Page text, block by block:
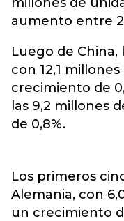
aumento entre
Luego de China,
con 12,1
crecimiento de
las 9,2 millones
de 0,8%.
Los primeros
Alemania, con
un crecimiento